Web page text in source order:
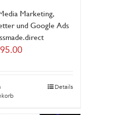
Marketing,
und Google Ads
Details